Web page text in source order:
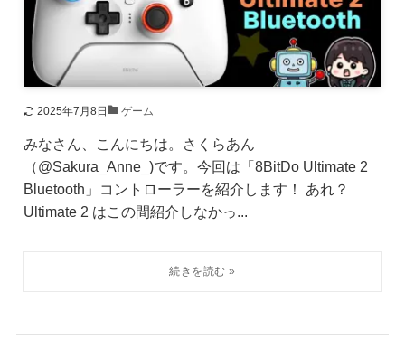
2025年7月8日 ゲーム
みなさん、こんにちは。さくらあん
（@Sakura_Anne_)です。今回は「8BitDo Ultimate 2
Bluetooth」コントローラーを紹介します！ あれ？
Ultimate 2 はこの間紹介しなかっ...